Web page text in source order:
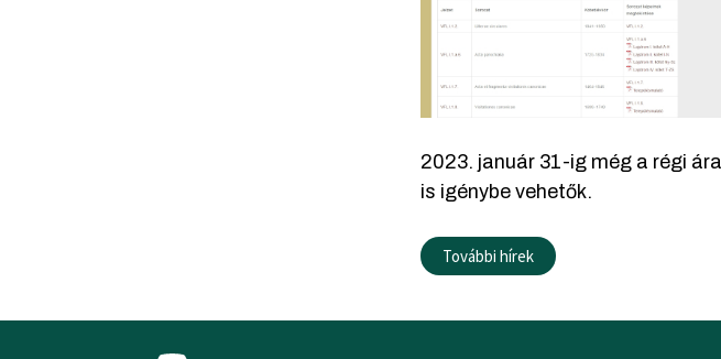
2023. január 31-ig még a régi
is igénybe vehetők.
További hírek